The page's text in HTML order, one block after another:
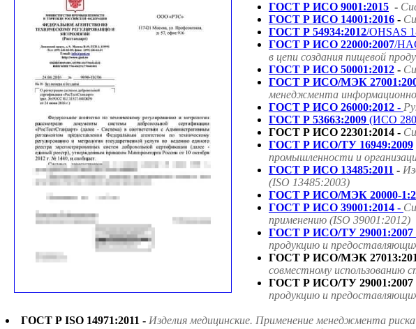
ГОСТ Р ИСО 9001:2015 -
ГОСТ Р ИСО 14001:2016 -
ГОСТ Р 54934:2012/OHSAS
ГОСТ Р ИСО 22000:2007/
в цепи создания пищевой
ГОСТ Р ИСО 50001:2012 -
ГОСТ Р ИСО/МЭК
менеджмента
ГОСТ Р ИСО 26000:2012 -
ГОСТ Р 53663:2009 (ИСО
ГОСТ Р ИСО 22301:2014 -
ГОСТ Р ИСО/ТУ 16949:2009
промышленности и
ГОСТ Р ИСО 13485:2011 -
(ISO 13485:2003)
ГОСТ Р ИСО/МЭК 20000-
ГОСТ Р ИСО 39001:2014 -
применению (ISO 39001:2012)
ГОСТ Р ИСО/ТУ 29001:2007
продукцию и
ГОСТ Р ИСО/МЭК
совместному
ГОСТ Р ИСО/ТУ 29001:2007
продукцию и
ГОСТ Р ISO 14971:2011 - Изделия медицинские. Применение менеджмента